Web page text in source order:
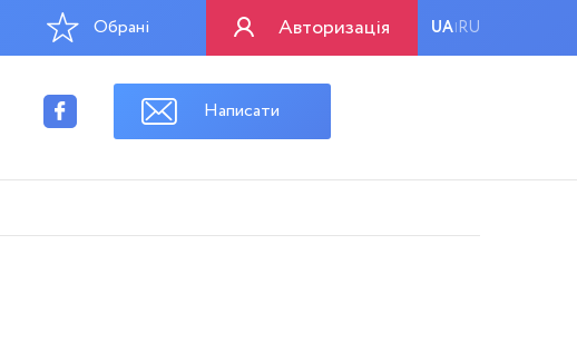
Авторизація UA|RU
Обрані
Написати